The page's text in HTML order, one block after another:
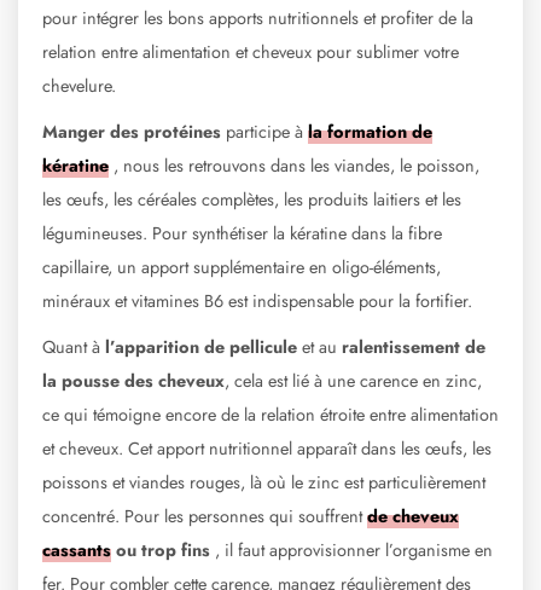
pour intégrer les bons apports nutritionnels et profiter de la
relation entre alimentation et cheveux pour sublimer votre
chevelure.
Manger des protéines participe à la formation de
kératine , nous les retrouvons dans les viandes, le poisson,
les œufs, les céréales complètes, les produits laitiers et les
légumineuses. Pour synthétiser la kératine dans la fibre
capillaire, un apport supplémentaire en oligo-éléments,
minéraux et vitamines B6 est indispensable pour la fortifier.
Quant à l’apparition de pellicule et au ralentissement de
la pousse des cheveux, cela est lié à une carence en zinc,
ce qui témoigne encore de la relation étroite entre alimentation
et cheveux. Cet apport nutritionnel apparaît dans les œufs, les
poissons et viandes rouges, là où le zinc est particulièrement
concentré. Pour les personnes qui souffrentdecheveux
cassants ou trop fins , il faut approvisionner l’organisme en
fer. Pour combler cette carence, mangez régulièrement des